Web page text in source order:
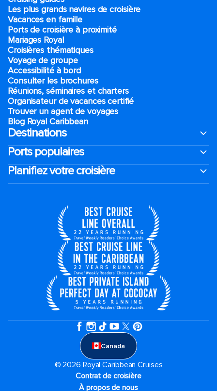
Les plus grands navires de croisière
Vacances en famille
Ports de croisière à proximité
Mariages Royal
Croisières thématiques
Voyage de groupe​
Accessibilité à bord​
Consulter les brochures
Réunions, séminaires et charters
Organisateur de vacances certifié
Trouver un agent de voyages
Blog Royal Caribbean
Destinations
Ports populaires
Planifiez votre croisière
Canada
© 2026 Royal Caribbean Cruises
Contrat de croisière
À propos de nous